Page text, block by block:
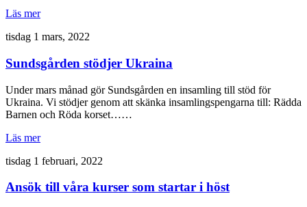
Läs mer
tisdag 1 mars, 2022
Sundsgården stödjer Ukraina
Under mars månad gör Sundsgården en insamling till stöd för
Ukraina. Vi stödjer genom att skänka insamlingspengarna till: Rädda
Barnen och Röda korset……
Läs mer
tisdag 1 februari, 2022
Ansök till våra kurser som startar i höst